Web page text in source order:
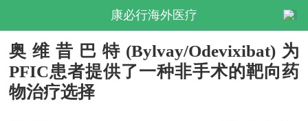
康必行海外医疗
奥维昔巴特(Bylvay/Odevixibat)为
PFIC患者提供了一种非手术的靶向药
物治疗选择